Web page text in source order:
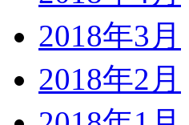
2018年3月
2018年2月